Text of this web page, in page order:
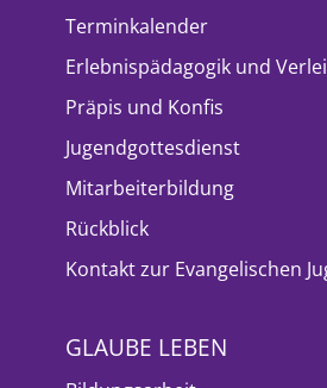
Terminkalender
Erlebnispädagogik und
Präpis und Konfis
Jugendgottesdienst
Mitarbeiterbildung
Rückblick
Kontakt zur Evangelischen
GLAUBE LEBEN